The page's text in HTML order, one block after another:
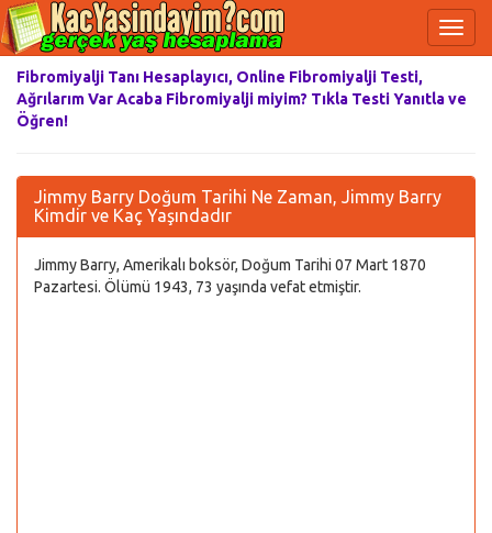
Fibromiyalji Tanı Hesaplayıcı, Online Fibromiyalji Testi,
Ağrılarım Var Acaba Fibromiyalji miyim? Tıkla Testi Yanıtla ve
Öğren!
Jimmy Barry Doğum Tarihi Ne Zaman, Jimmy Barry
Kimdir ve Kaç Yaşındadır
Jimmy Barry, Amerikalı boksör, Doğum Tarihi 07 Mart 1870
Pazartesi. Ölümü 1943, 73 yaşında vefat etmiştir.